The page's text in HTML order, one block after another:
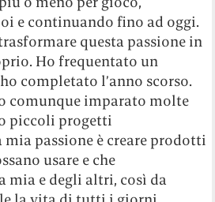
e continuando fino ad oggi.
questa passione in
Ho frequentato un
completato l’anno scorso.
comunque imparato molte
piccoli progetti
passione è creare prodotti
usare e che
mia e degli altri, così da